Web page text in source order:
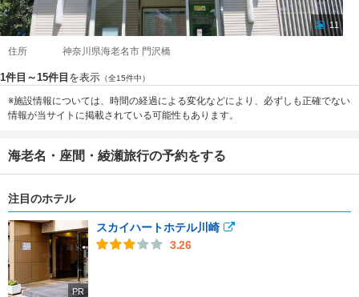
11
住所 神奈川県海老名市 門沢橋
1件目～15件目 を表示 （全15件中）
※施設情報については、時間の経過による変化などにより、必ずしも正確でない
情報が当サイトに掲載されている可能性もあります。
海老名・座間・綾瀬旅行の予約をする
注目のホテル
PR
スカイハートホテル川崎
3.26